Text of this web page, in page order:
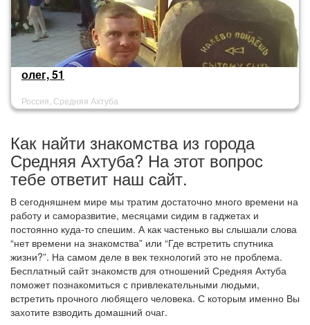
олег, 51
Россия, Средняя Ахтуба
Как найти знакомства из города
Средняя Ахтуба? На этот вопрос
тебе ответит наш сайт.
В сегодняшнем мире мы тратим достаточно много времени на
работу и саморазвитие, месяцами сидим в гаджетах и
постоянно куда-то спешим. А как частенько вы слышали слова
“нет времени на знакомства” или “Где встретить спутника
жизни?”. На самом деле в век технологий это не проблема.
Бесплатный сайт знакомств для отношений Средняя Ахтуба
поможет познакомиться с привлекательными людьми,
встретить прочного любящего человека. С которым именно Вы
захотите взводить домашний очаг.